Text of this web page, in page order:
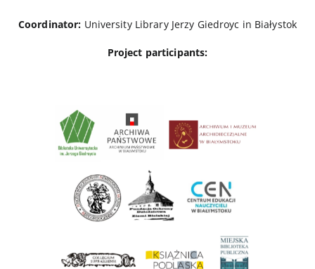
Coordinator: University Library Jerzy Giedroyc in Białystok
Project participants: